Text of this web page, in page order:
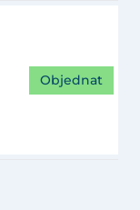
Objednat